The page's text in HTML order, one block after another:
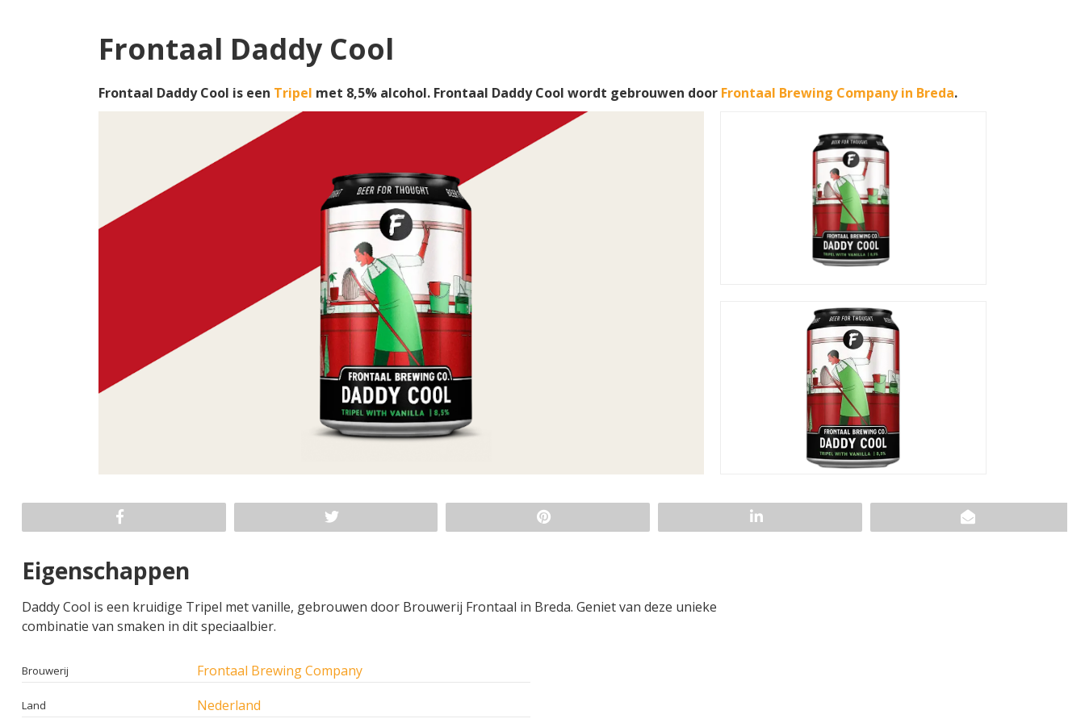
Frontaal Daddy Cool
Frontaal Daddy Cool is een Tripel met 8,5% alcohol. Frontaal Daddy Cool wordt gebrouwen door Frontaal Brewing Company in Breda.
Eigenschappen
Daddy Cool is een kruidige Tripel met vanille, gebrouwen door Brouwerij Frontaal in Breda. Geniet van deze unieke
combinatie van smaken in dit speciaalbier.
Brouwerij Frontaal Brewing Company
Land Nederland